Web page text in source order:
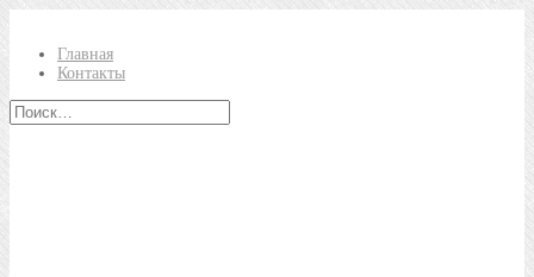
Главная
Контакты